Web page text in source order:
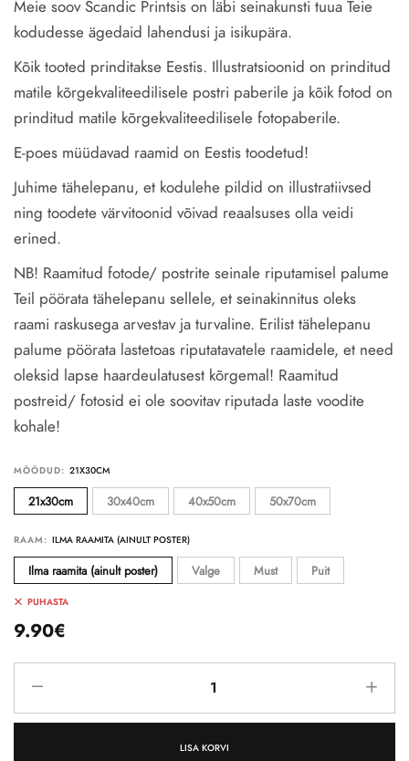
Meie soov Scandic Printsis on läbi seinakunsti tuua Teie
kodudesse ägedaid lahendusi ja isikupära.
Kõik tooted prinditakse Eestis. Illustratsioonid on prinditud
matile kõrgekvaliteedilisele postri paberile ja kõik fotod on
prinditud matile kõrgekvaliteedilisele fotopaberile.
E-poes müüdavad raamid on Eestis toodetud!
Juhime tähelepanu, et kodulehe pildid on illustratiivsed
ning toodete värvitoonid võivad reaalsuses olla veidi
erined.
NB! Raamitud fotode/ postrite seinale riputamisel palume
Teil pöörata tähelepanu sellele, et seinakinnitus oleks
raami raskusega arvestav ja turvaline. Erilist tähelepanu
palume pöörata lastetoas riputatavatele raamidele, et need
oleksid lapse haardeulatusest kõrgemal! Raamitud
postreid/ fotosid ei ole soovitav riputada laste voodite
kohale!
MÕÕDUD:
21x30cm 30x40cm 40x50cm 50x70cm
RAAM:
Ilma raamita (ainult poster) Valge Must Puit
PUHASTA
9.90€
LISA KORVI